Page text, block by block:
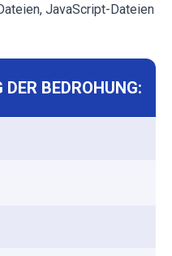
JavaScript-Dateien
BEDROHUNG: